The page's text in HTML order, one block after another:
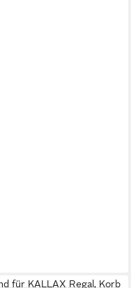
für KALLAX Regal, Korb